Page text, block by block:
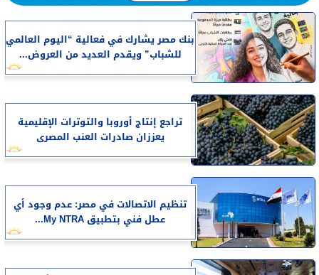
بنك مصر يشارك في فعالية “اليوم العالمي
للشباب” ويقدم العديد من العروض...
تراجع إنتاج أوروبا والتوترات الإقليمية
يعززان صادرات العنب المصرى
تنظيم الاتصالات في مصر: عدم وجود أي
عطل فني بتطبيق My NTRA...